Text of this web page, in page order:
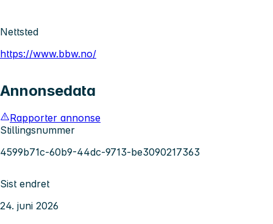
Nettsted
https://www.bbw.no/
Annonsedata
Rapporter annonse
Stillingsnummer
4599b71c-60b9-44dc-9713-be3090217363
Sist endret
24. juni 2026